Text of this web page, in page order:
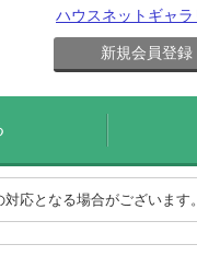
ハウスネットギャラ
新規会員登録
応となる場合がございます。